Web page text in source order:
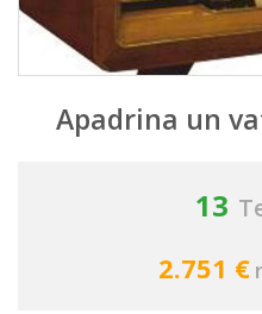
Apadrina un
13
2.751 €